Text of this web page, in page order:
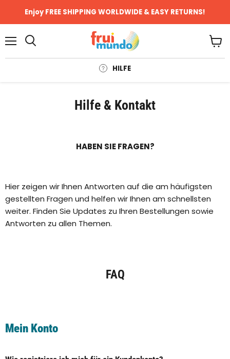
Enjoy FREE SHIPPING WORLDWIDE & EASY RETURNS!
HILFE
Hilfe & Kontakt
HABEN SIE FRAGEN?
Hier zeigen wir Ihnen Antworten auf die am häufigsten
gestellten Fragen und helfen wir Ihnen am schnellsten
weiter. Finden Sie Updates zu Ihren Bestellungen sowie
Antworten zu allen Themen.
FAQ
Mein Konto